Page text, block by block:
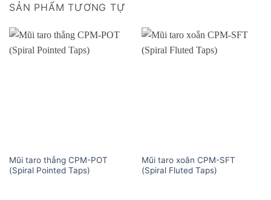
SẢN PHẨM TƯƠNG TỰ
Mũi taro thẳng CPM-POT
(Spiral Pointed Taps)
Mũi taro xoắn CPM-SFT
(Spiral Fluted Taps)